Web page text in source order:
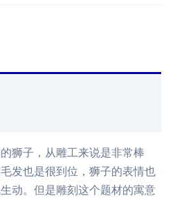
狮子，从雕工来说是非常棒
发也是很到位，狮子的表情也
动。但是雕刻这个题材的寓意